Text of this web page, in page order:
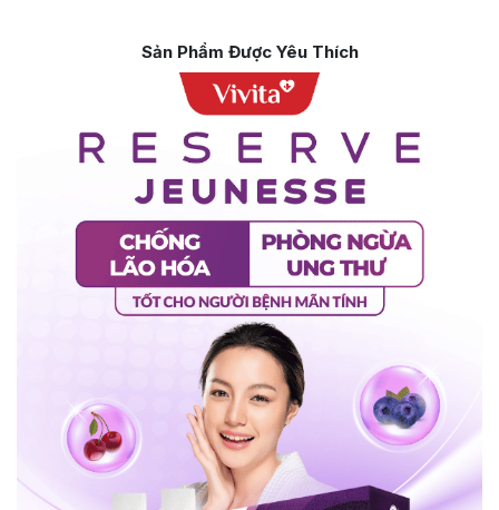
Sản Phẩm Được Yêu Thích